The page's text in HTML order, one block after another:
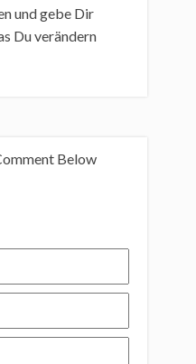
und gebe Dir
Du verändern
Below